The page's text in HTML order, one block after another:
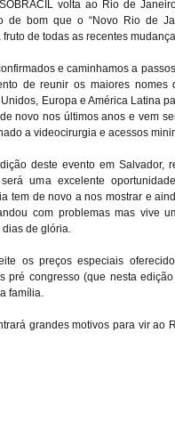
volta ao Rio de
de bom que o “Novo Rio de
de todas as recentes
e caminhamos a
de reunir os maiores nomes
Europa e América Latina
novo nos últimos anos e vem
a videocirurgia e acessos
deste evento em Salvador,
uma excelente
tem de novo a nos mostrar e
com problemas mas vive
de glória.
os preços especiais
pré congresso (que nesta
família.
grandes motivos para vir ao